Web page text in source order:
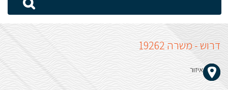
בִּקְלִיק
לִנְגִישׁוּת
הָאֲתָר.
דרוש - משרה 19262
איזור